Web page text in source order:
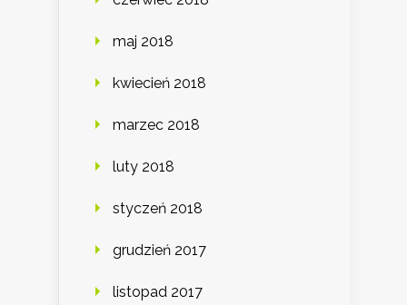
maj 2018
kwiecień 2018
marzec 2018
luty 2018
styczeń 2018
grudzień 2017
listopad 2017